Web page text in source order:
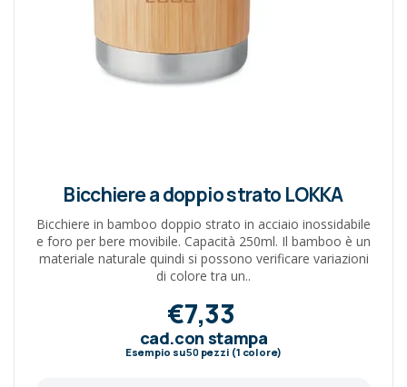
Bicchiere a doppio strato LOKKA
Bicchiere in bamboo doppio strato in acciaio inossidabile
e foro per bere movibile. Capacità 250ml. Il bamboo è un
materiale naturale quindi si possono verificare variazioni
di colore tra un..
€7,33
cad.con stampa
Esempio su50pezzi (1 colore)